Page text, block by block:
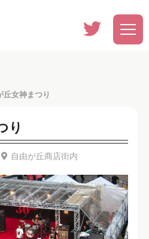
丘女神まつり
り
自由が丘商店街内